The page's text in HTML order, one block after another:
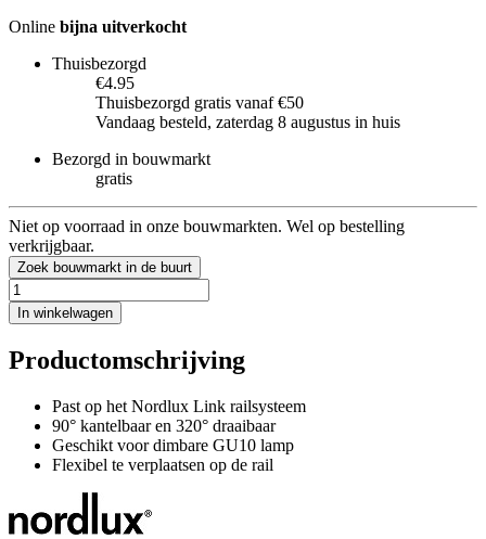
Online bijna uitverkocht
Thuisbezorgd
€4.95
Thuisbezorgd gratis vanaf €50
Vandaag besteld, zaterdag 8 augustus in huis
Bezorgd in bouwmarkt
gratis
Niet op voorraad in onze bouwmarkten. Wel op bestelling
verkrijgbaar.
Zoek bouwmarkt in de buurt
In winkelwagen
Productomschrijving
Past op het Nordlux Link railsysteem
90° kantelbaar en 320° draaibaar
Geschikt voor dimbare GU10 lamp
Flexibel te verplaatsen op de rail